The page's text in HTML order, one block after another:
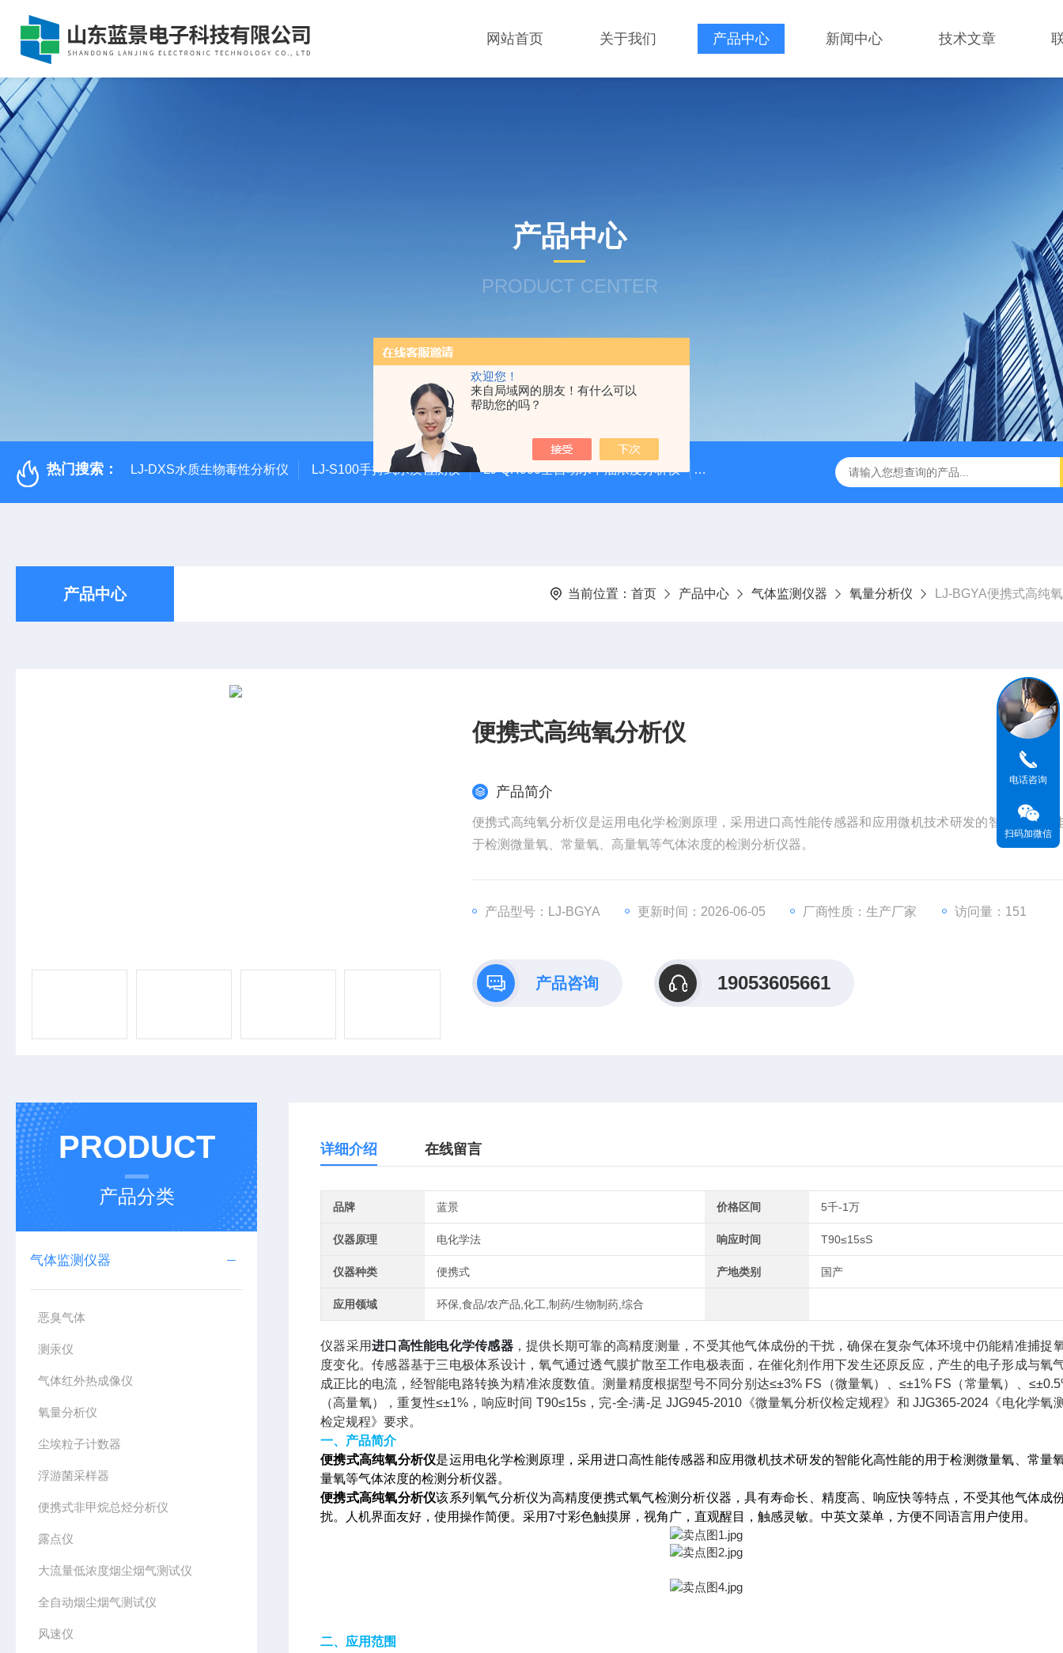
欢迎您！
来自局域网的朋友！有什么可以
帮助您的吗？
网站首页 关于我们 产品中心 新闻中心 技术文章
产品中心
PRODUCT CENTER
热门搜索： LJ-DXS水质生物毒性分析仪 LJ-S100手持式水质检测仪 LJ-QH900全自动水中油浓度分析仪 LJ-HC500水中油浓度分析仪 LJ-S104手持式水质总磷总氮检
产品中心 当前位置： 首页 产品中心 气体监测仪器 氧量分析仪 LJ-BGYA便携式高纯
便携式高纯氧分析仪
产品简介
便携式高纯氧分析仪是运用电化学检测原理，采用进口高性能传感器和应用微机技术研发的智能化高性
于检测微量氧、常量氧、高量氧等气体浓度的检测分析仪器。
产品型号：LJ-BGYA 更新时间：2026-06-05 厂商性质：生产厂家 访问量：151
产品咨询 19053605661
PRODUCT
产品分类
气体监测仪器
恶臭气体
测汞仪
气体红外热成像仪
氧量分析仪
尘埃粒子计数器
浮游菌采样器
便携式非甲烷总烃分析仪
露点仪
大流量低浓度烟尘烟气测试仪
全自动烟尘烟气测试仪
风速仪
详细介绍 在线留言
品牌 蓝景 价格区间 5千-1万
仪器原理 电化学法 响应时间 T90≤15sS
仪器种类 便携式 产地类别 国产
应用领域 环保,食品/农产品,化工,制药/生物制药,综合
仪器采用进口高性能电化学传感器，提供长期可靠的高精度测量，不受其他气体成份的干扰，确保在复杂气体环境中仍能精准捕捉
度变化。传感器基于三电极体系设计，氧气通过透气膜扩散至工作电极表面，在催化剂作用下发生还原反应，产生的电子形成与氧
成正比的电流，经智能电路转换为精准浓度数值。测量精度根据型号不同分别达≤±3% FS（微量氧）、≤±1% FS（常量氧）、
（高量氧），重复性≤±1%，响应时间 T90≤15s，完-全-满-足 JJG945-2010《微量氧分析仪检定规程》和 JJG365-2024《电化学氧
检定规程》要求。
一、产品简介
便携式高纯氧分析仪是运用电化学检测原理，采用进口高性能传感器和应用微机技术研发的智能化高性能的用于检测微量氧、常量
量氧等气体浓度的检测分析仪器。
便携式高纯氧分析仪该系列氧气分析仪为高精度便携式氧气检测分析仪器，具有寿命长、精度高、响应快等特点，不受其他气体成
扰。人机界面友好，使用操作简便。采用7寸彩色触摸屏，视角广，直观醒目，触感灵敏。中英文菜单，方便不同语言用户使用。
二、应用范围
电话咨询
扫码加微信